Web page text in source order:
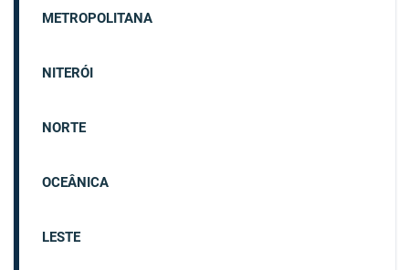
METROPOLITANA
NITERÓI
NORTE
OCEÂNICA
LESTE